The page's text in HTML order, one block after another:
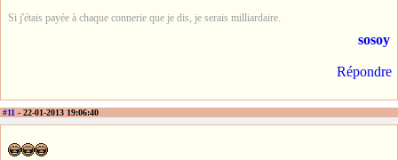
Si j'étais payée à chaque connerie que je dis, je serais milliardaire.
sosoy
Répondre
#11 - 22-01-2013 19:06:40